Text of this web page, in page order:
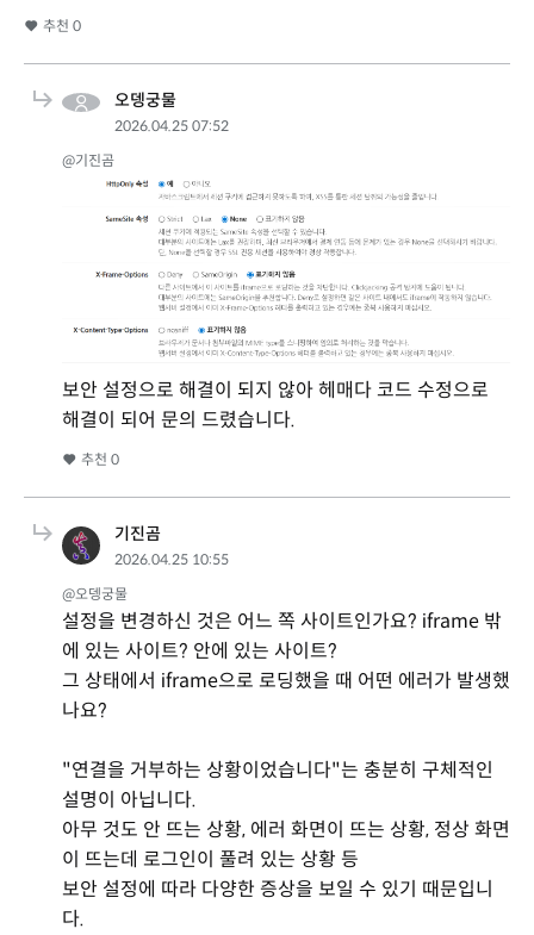
추천 0
오뎅궁물
2026.04.25 07:52
@기진곰
보안 설정으로 해결이 되지 않아 헤매다 코드 수정으로
해결이 되어 문의 드렸습니다.
추천 0
기진곰
2026.04.25 10:55
@오뎅궁물
설정을 변경하신 것은 어느 쪽 사이트인가요? iframe 밖
에 있는 사이트? 안에 있는 사이트?
그 상태에서 iframe으로 로딩했을 때 어떤 에러가 발생했
나요?
"연결을 거부하는 상황이었습니다"는 충분히 구체적인
설명이 아닙니다.
아무 것도 안 뜨는 상황, 에러 화면이 뜨는 상황, 정상 화면
이 뜨는데 로그인이 풀려 있는 상황 등
보안 설정에 따라 다양한 증상을 보일 수 있기 때문입니
다.